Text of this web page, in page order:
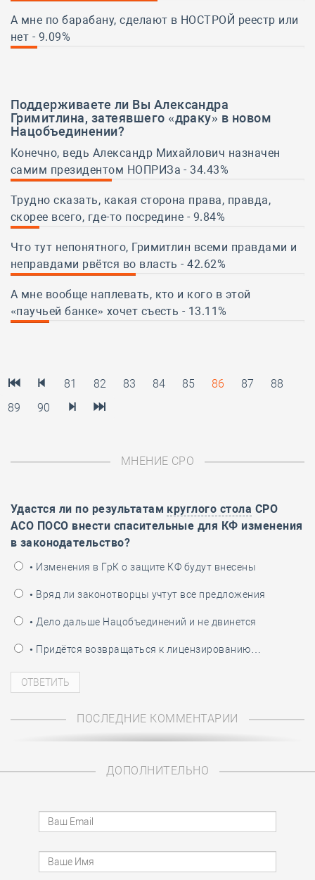
А мне по барабану, сделают в НОСТРОЙ реестр или
нет - 9.09%
Поддерживаете ли Вы Александра
Гримитлина, затеявшего «драку» в новом
Нацобъединении?
Конечно, ведь Александр Михайлович назначен
самим президентом НОПРИЗа - 34.43%
Трудно сказать, какая сторона права, правда,
скорее всего, где-то посредине - 9.84%
Что тут непонятного, Гримитлин всеми правдами и
неправдами рвётся во власть - 42.62%
А мне вообще наплевать, кто и кого в этой
«паучьей банке» хочет съесть - 13.11%
81 82 83 84 85 86 87
88
89
90
МНЕНИЕ СРО
Удастся ли по результатам круглого стола СРО
АСО ПОСО внести спасительные для КФ изменения
в законодательство?
• Изменения в ГрК о защите КФ будут внесены
• Вряд ли законотворцы учтут все предложения
• Дело дальше Нацобъединений и не двинется
• Придётся возвращаться к лицензированию…
ПОСЛЕДНИЕ КОММЕНТАРИИ
ДОПОЛНИТЕЛЬНО